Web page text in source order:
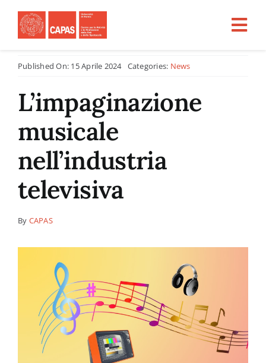
contenuto
Home
CHI SIAMO
ATTIVITÀ
PROGETTI PER LA RICERCA
CFU
Contatti
Published On: 15 Aprile 2024 Categories: News
L’impaginazione
musicale
nell’industria
televisiva
By CAPAS